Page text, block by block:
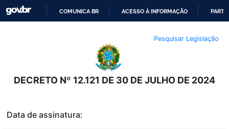
O
CONTEÚDO
COMUNICA BR ACESSO À INFORMAÇÃO
Pesquisar Legislação
DECRETO Nº 12.121 DE 30 DE JULHO DE 2024
Data de assinatura: